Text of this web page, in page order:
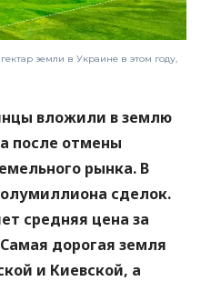
земли в Украине в этом году,
вложили в землю
после отмены
рынка. В
сделок.
средняя цена за
дорогая земля
и Киевской, а